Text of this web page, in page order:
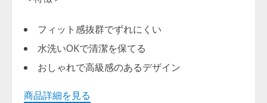
フィット感抜群でずれにくい
水洗いOKで清潔を保てる
おしゃれで高級感のあるデザイン
商品詳細を見る